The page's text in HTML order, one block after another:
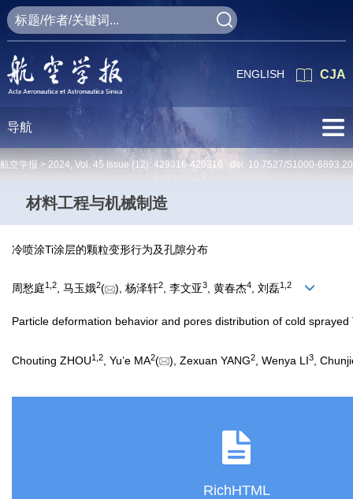
CJA
ENGLISH
导航
航空学报 > 2024, Vol. 45 Issue (12): 429316-429316 doi: 10.7527/S1000-
材料工程与机械制造
冷喷涂Ti涂层的颗粒变形行为及孔隙分布
周愁庭1 2, 马玉娥2( ), 杨泽轩2, 李文亚3, 黄春杰4, 刘磊1 2
Particle deformation behavior and pores distribution of cold sprayed
Chouting ZHOU1 2 , Yu’e MA2( ), Zexuan YANG2 , Wenya LI3 ,
RichHTML